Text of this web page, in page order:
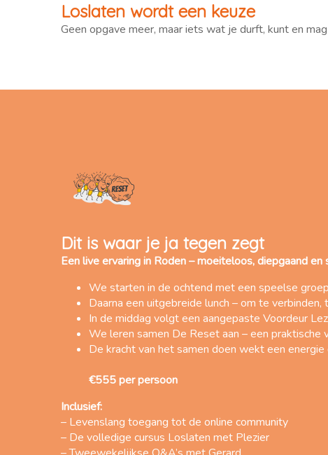
Loslaten wordt een keuze
Geen opgave meer, maar iets wat je durft, kunt en
Dit is waar je ja tegen zegt
Een live ervaring in Roden – moeiteloos, diepgaand en
We starten in de ochtend met een speelse
Daarna een uitgebreide lunch – om te
In de middag volgt een aangepaste Voordeur
We leren samen De Reset aan – een
De kracht van het samen doen wekt een
€555 per persoon
Inclusief:
– Levenslang toegang tot de online community
– De volledige cursus Loslaten met Plezier